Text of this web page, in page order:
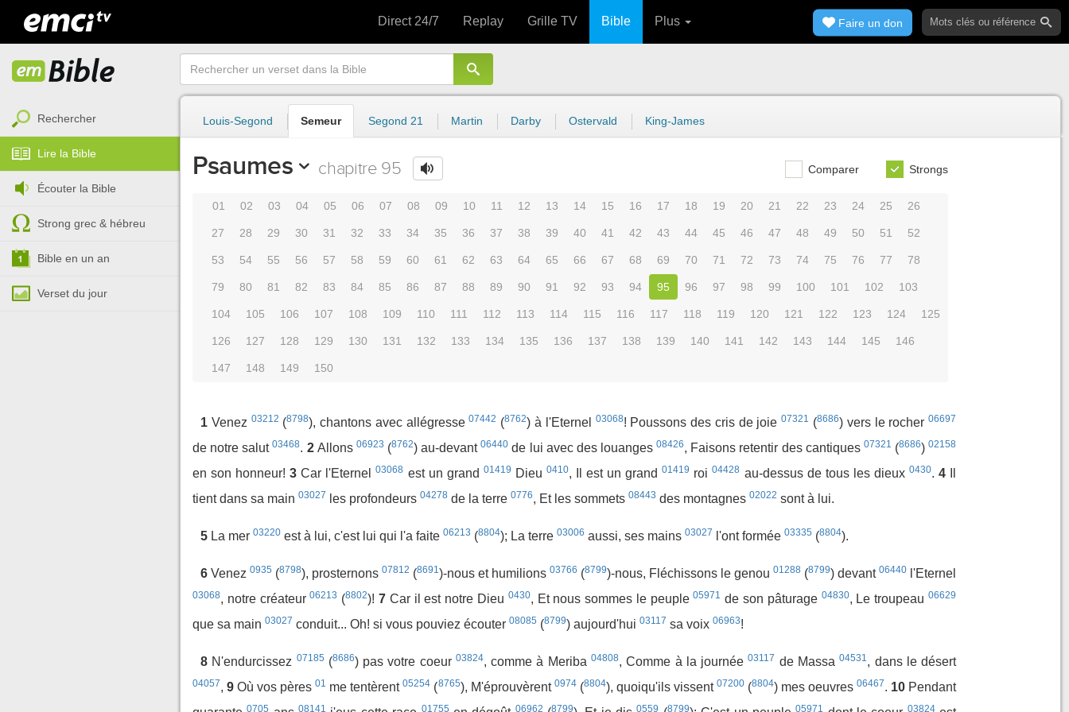
Direct 24/7 Replay Grille TV Bible Plus Faire un don
Rechercher
Lire la Bible
Écouter la Bible
Strong grec & hébreu
Bible en un an
Verset du jour
Louis-Segond Semeur Segond 21 Martin Darby Ostervald King-James
Psaumes chapitre 95 Comparer Strongs
01 02 03 04 05 06 07 08 09 10 11 12 13 14 15 16 17 18 19 20 21 22 23 24 25 26
27 28 29 30 31 32 33 34 35 36 37 38 39 40 41 42 43 44 45 46 47 48 49 50 51 52
53 54 55 56 57 58 59 60 61 62 63 64 65 66 67 68 69 70 71 72 73 74 75 76 77 78
79 80 81 82 83 84 85 86 87 88 89 90 91 92 93 94 95 96 97 98 99 100 101 102 103
104 105 106 107 108 109 110 111 112 113 114 115 116 117 118 119 120 121 122 123 124 125
126 127 128 129 130 131 132 133 134 135 136 137 138 139 140 141 142 143 144 145 146
147 148 149 150
1 Venez 03212 (8798), chantons avec allégresse07442 (8762) à l'Eternel 03068! Poussons des cris de joie07321 (8686) vers le rocher06697
de notre salut03468. 2 Allons 06923 (8762) au-devant06440 de lui avec des louanges08426, Faisons retentir des cantiques 07321 (8686)02158
en son honneur! 3 Car l'Eternel03068 est un grand 01419 Dieu 0410, Il est un grand01419 roi04428 au-dessus de tous les dieux 0430. 4
tient dans sa main 03027 les profondeurs 04278 de la terre 0776, Et les sommets 08443 des montagnes 02022 sont à lui.
5 La mer 03220 est à lui, c'est lui qui l'a faite 06213 (8804); La terre 03006 aussi, ses mains 03027 l'ont formée 03335 (8804).
6 Venez 0935 (8798), prosternons 07812 (8691)-nous et humilions 03766 (8799)-nous, Fléchissons le genou 01288 (8799) devant 06440 l'Eternel
03068, notre créateur06213 (8802)! 7 Car il est notre Dieu 0430, Et nous sommes le peuple05971 de son pâturage 04830, Le troupeau06629
que sa main 03027 conduit... Oh! si vous pouviez écouter 08085 (8799) aujourd'hui 03117 sa voix 06963!
8 N'endurcissez 07185 (8686) pas votre coeur 03824, comme à Meriba04808, Comme à la journée03117 de Massa04531, dans le désert
04057, 9 Où vos pères01 me tentèrent05254 (8765), M'éprouvèrent 0974(8804), quoiqu'ils vissent 07200(8804) mes oeuvres06467. 10 Pendant
0705 08141 01755 06962 8799 0559 8799 05971 03824